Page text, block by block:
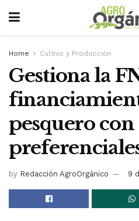
Home Cultivo y Producción
Gestiona la
pesquero con
by Redacción AgroOrgánico 9